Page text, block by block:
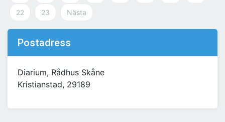
22 23 Nästa
Postadress
Diarium, Rådhus Skåne
Kristianstad, 29189